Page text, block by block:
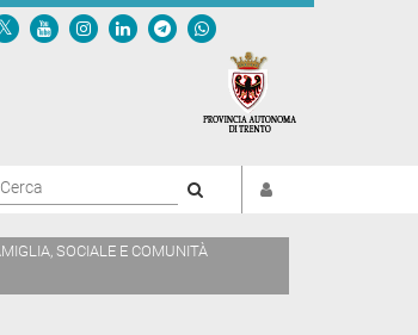
SOCIALE E COMUNITÀ